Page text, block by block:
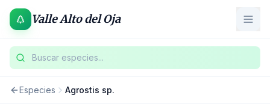
Valle Alto del Oja
Buscar especies...
Especies Agrostis sp.